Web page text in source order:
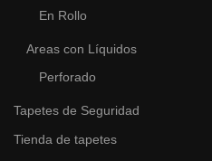
En Rollo
Areas con Líquidos
Perforado
Tapetes de Seguridad
Tienda de tapetes